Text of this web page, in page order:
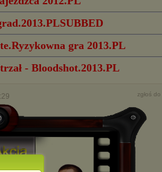
gra 2013.PL
- Bloodshot.2013.PL
zgłoś